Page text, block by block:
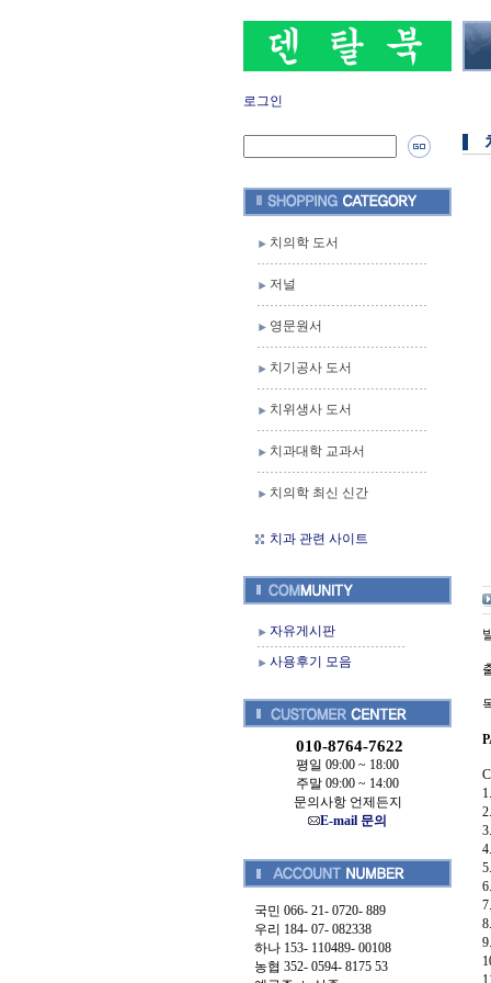
로그인
치의학 도서
저널
영문원서
치기공사 도서
치위생사 도서
치과대학 교과서
치의학 최신 신간
치과 관련 사이트
자유게시판
사용후기 모음
010-8764-7622
평일 09:00 ~ 18:00
주말 09:00 ~ 14:00
문의사항 언제든지
E-mail 문의
국민 066- 21- 0720- 889
우리 184- 07- 082338
하나 153- 110489- 00108
농협 352- 0594- 8175 53